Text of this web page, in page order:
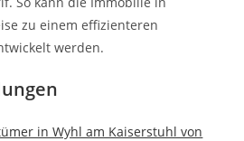
zu einem effizienteren
werden.
in Wyhl am Kaiserstuhl von